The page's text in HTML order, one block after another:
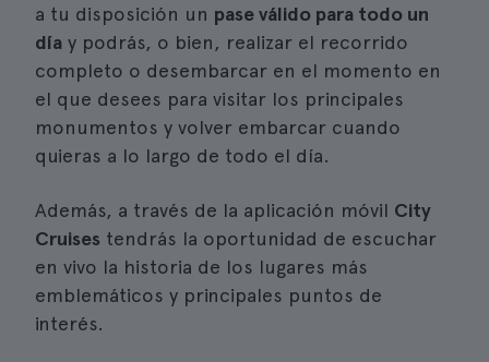
a tu disposición un pase válido para todo un
día y podrás, o bien, realizar el recorrido
completo o desembarcar en el momento en
el que desees para visitar los principales
monumentos y volver embarcar cuando
quieras a lo largo de todo el día.
Además, a través de la aplicación móvil City
Cruises tendrás la oportunidad de escuchar
en vivo la historia de los lugares más
emblemáticos y principales puntos de
interés.